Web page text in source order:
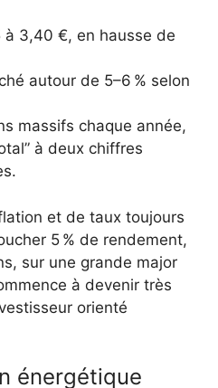
à 3,40 €, en hausse de
autour de 5–6 % selon
massifs chaque année,
à deux chiffres
et de taux toujours
5 % de rendement,
sur une grande major
à devenir très
orienté
énergétique